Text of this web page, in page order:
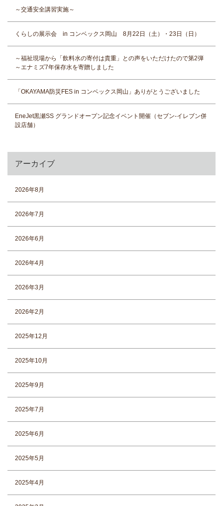
～交通安全講習実施～
くらしの展示会 in コンベックス岡山 8月22日（土）・23日（日）
～福祉現場から「飲料水の寄付は貴重」との声をいただけたので第2弾
～エナミズ7年保存水を寄贈しました
「OKAYAMA防災FES in コンベックス岡山」ありがとうございました
EneJet黒瀬SS グランドオープン記念イベント開催（セブン-イレブン併
設店舗）
アーカイブ
2026年8月
2026年7月
2026年6月
2026年4月
2026年3月
2026年2月
2025年12月
2025年10月
2025年9月
2025年7月
2025年6月
2025年5月
2025年4月